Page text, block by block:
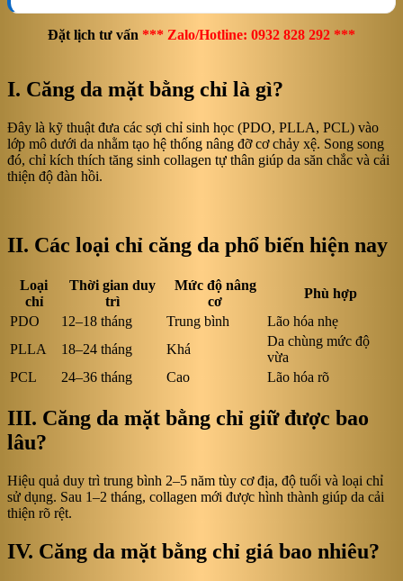
Đặt lịch tư vấn *** Zalo/Hotline: 0932 828 292 ***
I. Căng da mặt bằng chỉ là gì?
Đây là kỹ thuật đưa các sợi chỉ sinh học (PDO, PLLA, PCL) vào
lớp mô dưới da nhằm tạo hệ thống nâng đỡ cơ chảy xệ. Song song
đó, chỉ kích thích tăng sinh collagen tự thân giúp da săn chắc và cải
thiện độ đàn hồi.
II. Các loại chỉ căng da phổ biến hiện nay
Loại
chỉ
Thời gian duy
trì
Mức độ nâng
cơ
Phù hợp
PDO
12–18 tháng Trung bình
Lão hóa nhẹ
PLLA
18–24 tháng Khá
Da chùng mức độ
vừa
PCL
24–36 tháng Cao Lão hóa rõ
III. Căng da mặt bằng chỉ giữ được bao
lâu?
Hiệu quả duy trì trung bình 2–5 năm tùy cơ địa, độ tuổi và loại chỉ
sử dụng. Sau 1–2 tháng, collagen mới được hình thành giúp da cải
thiện rõ rệt.
IV. Căng da mặt bằng chỉ giá bao nhiêu?